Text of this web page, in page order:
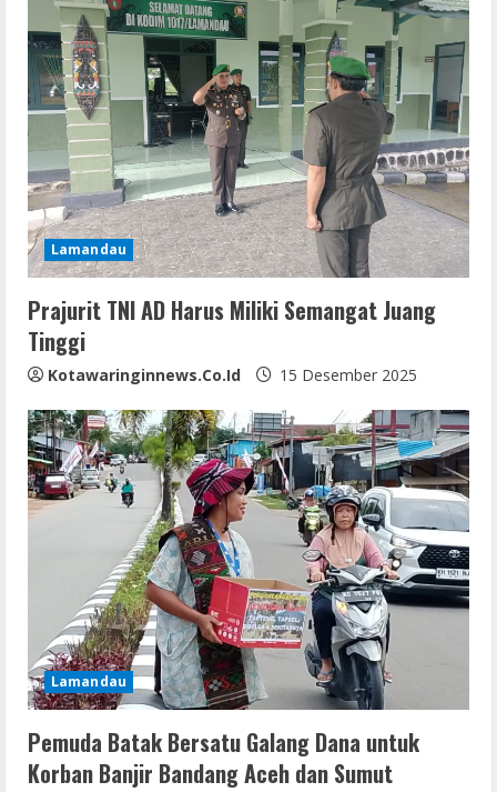
e
a
d
i
n
g
Lamandau
Prajurit TNI AD Harus Miliki Semangat Juang
Tinggi
Kotawaringinnews.co.id 15 Desember 2025
Lamandau
Pemuda Batak Bersatu Galang Dana untuk
Korban Banjir Bandang Aceh dan Sumut